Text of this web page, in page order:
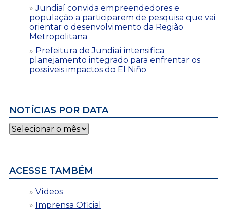
Jundiaí convida empreendedores e
população a participarem de pesquisa que vai
orientar o desenvolvimento da Região
Metropolitana
Prefeitura de Jundiaí intensifica
planejamento integrado para enfrentar os
possíveis impactos do El Niño
NOTÍCIAS POR DATA
Notícias
por
ACESSE TAMBÉM
Vídeos
Imprensa Oficial